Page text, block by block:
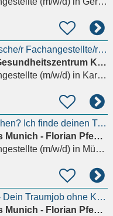
Ausbildung Medizinische/r Fachangestellte/r (m/w/d) - 2027 - Karlsfeld
Allgemeinärzte im Gesundheitszentrum Karlsfeld PartG mbB
(m/w/d)in Karlsfeld
MFA (m/w/d) in München? Ich finde deinen Traumjob!
HP Health Solutions Munich - Florian Pfender
(m/w/d)in München, Allach
Vom MFA für MFA´s - Dein Traumjob ohne Kompromisse
HP Health Solutions Munich - Florian Pfender